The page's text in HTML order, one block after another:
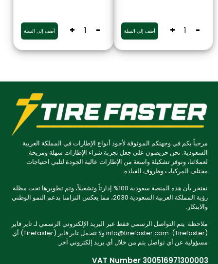
-
+ أضف إلى السلة -
+ أضف إلى السلة
مرحباً بكم في وجهتكم الموثوقة لأجود أنواع الإطارات في المملكة العربية
السعودية. نحن حريصون على جعل تجربة شراء الإطارات سهلة ومريحة
لعملائنا، ونوفر تشكيلة واسعة من الإطارات عالية الجودة لتلبي احتياجات
مختلف المركبات وظروف القيادة.
نفتخر بأن هذه المنصة سعودية 100% إدارتاً وتشغيلاً، وتم تطويرها تحت مظلة
رؤية المملكة العربية السعودية 2030، مما يعكس التزامنا بدعم النمو الوطني
والابتكار.
ملاحظة: يتم التواصل الرسمي فقط عبر البريد الإلكتروني الرسمي لـ تاير فاير
(Tirefaster): info@tirefaster.com ولا تتحمل تاير فاير (Tirefaster) أي
مسؤولية عن أي تواصل يتم من خلال أي بريد إلكتروني آخر.
VAT Number 300516971300003